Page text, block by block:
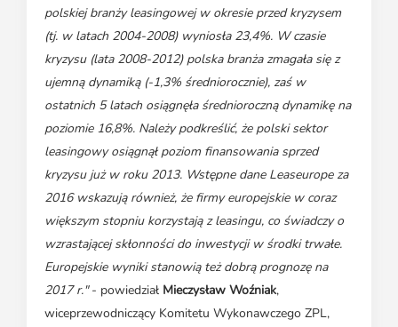
polskiej branży leasingowej w okresie przed kryzysem
(tj. w latach 2004-2008) wyniosła 23,4%. W czasie
kryzysu (lata 2008-2012) polska branża zmagała się z
ujemną dynamiką (-1,3% średniorocznie), zaś w
ostatnich 5 latach osiągnęła średnioroczną dynamikę na
poziomie 16,8%. Należy podkreślić, że polski sektor
leasingowy osiągnął poziom finansowania sprzed
kryzysu już w roku 2013. Wstępne dane Leaseurope za
2016 wskazują również, że firmy europejskie w coraz
większym stopniu korzystają z leasingu, co świadczy o
wzrastającej skłonności do inwestycji w środki trwałe.
Europejskie wyniki stanowią też dobrą prognozę na
2017 r."- powiedział Mieczysław Woźniak,
wiceprzewodniczący Komitetu Wykonawczego ZPL,